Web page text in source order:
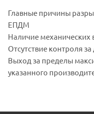
Главные причины
ЕПДМ
Наличие механических
Отсутствие контроля
Выход за пределы
указанного